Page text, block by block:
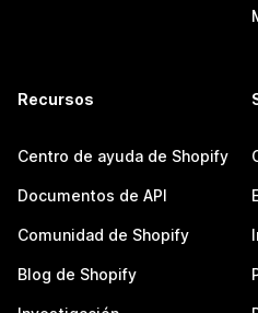
Recursos
Centro de ayuda de Shopify
Documentos de API
Comunidad de Shopify
Blog de Shopify